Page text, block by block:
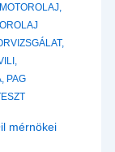
,
,
,
, PAG